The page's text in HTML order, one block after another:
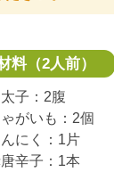
料（2人前）
太子：2腹
ゃがいも：2個
んにく：1片
唐辛子：1本